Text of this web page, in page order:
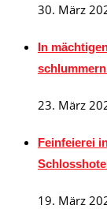
30. März
In
23. März
Feinfeierei
19. März